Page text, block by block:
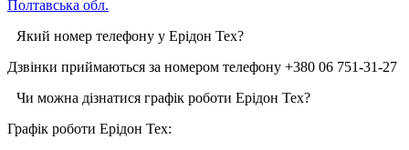
Полтавська обл.
Який номер телефону у Ерідон Тех?
Дзвінки приймаються за номером телефону +380 06 751-31-27
Чи можна дізнатися графік роботи Ерідон Тех?
Графік роботи Ерідон Тех: